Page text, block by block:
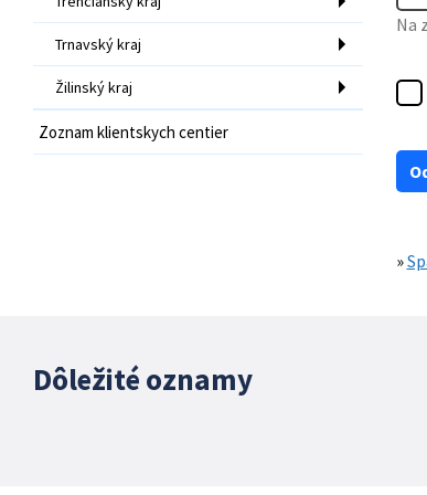
Trnavský kraj
Žilinský kraj
Zoznam klientskych centier
Na
»
Dôležité oznamy